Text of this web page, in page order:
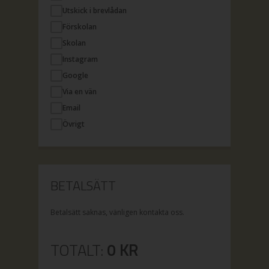
Utskick i brevlådan
Förskolan
Skolan
Instagram
Google
Via en vän
Email
Övrigt
BETALSÄTT
Betalsätt saknas, vänligen kontakta oss.
TOTALT: 0 KR